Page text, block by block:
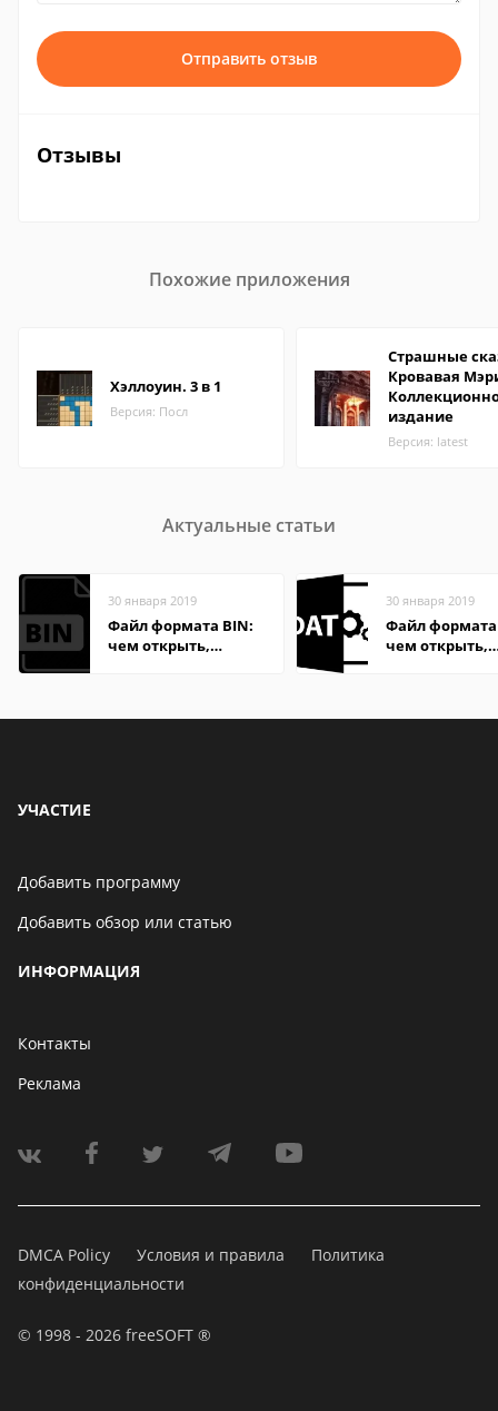
Отправить отзыв
Отзывы
Похожие приложения
Хэллоуин. 3 в 1
Версия: Посл
Страшные
Кровавая
издание
Версия: latest
Актуальные статьи
30 января 2019
Файл формата BIN:
чем открыть,
30 января 2019
Файл формата
чем открыть,
УЧАСТИЕ
Добавить программу
Добавить обзор или статью
ИНФОРМАЦИЯ
Контакты
Реклама
DMCA Policy Условия и правила
Политика
конфиденциальности
© 1998 - 2026 freeSOFT ®